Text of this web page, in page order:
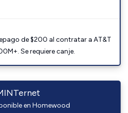
de $200 al contratar a AT&T
Se requiere canje.
en Homewood